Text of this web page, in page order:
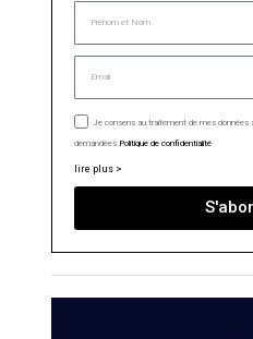
Je consens au traitement de mes données
demandées.Politique de confidentialité
lire plus >